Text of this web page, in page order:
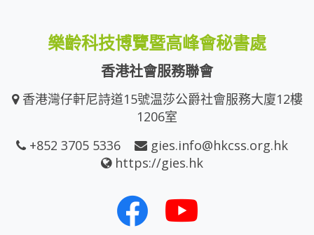
樂齡科技博覽暨高峰會秘書處
香港社會服務聯會
香港灣仔軒尼詩道15號温莎公爵社會服務大廈12樓
1206室
+852 3705 5336
gies.info@hkcss.org.hk
https://gies.hk